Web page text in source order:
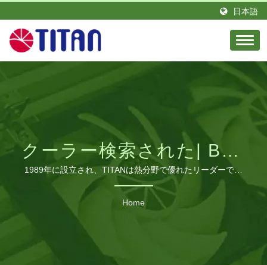
日本語
クーラー検索された| B2B
冷却ファンメーカー | 工
業用、RVおよびPC冷却
ソリューション – TITAN
1989年に設立され、TITANは熱分野で優れたリーダーであ
り、情熱とエリートエンジニアのチームを持っています。
台湾に拠点を置き、ドイツに支店を設立しました。 TITAN
は、グローバルなさまざまな地域に多くの販売代理店を持っ
信頼を得ています。 私たちは、さまざまな要求に対応する
ために生産ラインを拡大し、中国広東省に製造工場を建設し
Home